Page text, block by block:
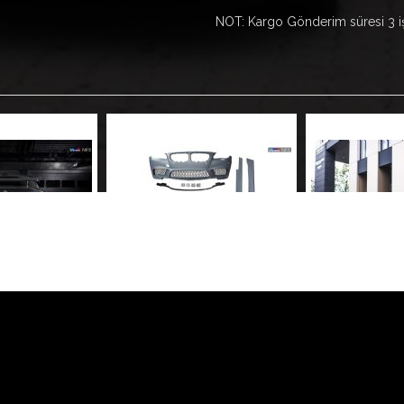
NOT: Kargo Gönderim süresi 3
OLED Stop
BMW F10 M5 BODY KİT NoneLCI
W177 A35
Kişisel Verilerin